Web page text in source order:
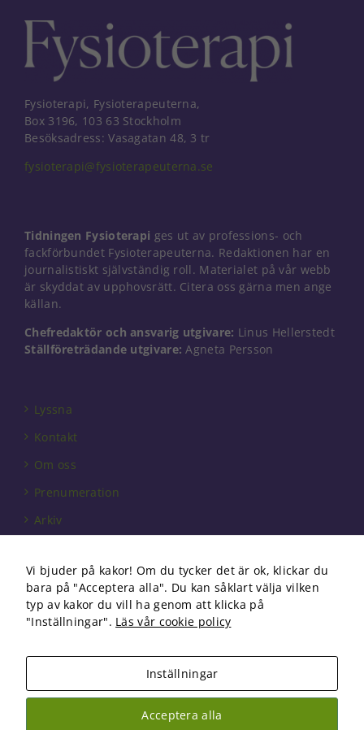
Fysioterapi, Fysioterapeuterna,
Box 3196, 103 63 Stockholm
Besöksadress: Vasagatan 48, 3 tr
fysioterapi@fysioterapeuterna.se
Tidningen Fysioterapi ges ut av professions- och
fackförbundet Fysioterapeuterna. Redaktionen har en
journalistiskt självständig roll. Materialet på vår webb
är skyddat av upphovsrätt. Citera oss gärna men ange
källan.
Chefredaktör och ansvarig utgivare: Linus Hellerstedt
Ställföreträdande utgivare: Agneta Persson
Lyssna
Kontakt
Om oss
Prenumeration
Arkiv
Förbundet
Om cookies
Copyright 2026 Fysioterapi | All Rights Reserved
Vi bjuder på kakor! Om du tycker det är ok, klickar du
bara på "Acceptera alla". Du kan såklart välja vilken
typ av kakor du vill ha genom att klicka på
"Inställningar". Läs vår cookie policy
Inställningar
Acceptera alla